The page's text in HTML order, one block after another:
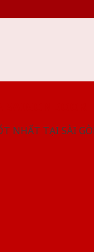
NHẤT TẠI SÀI